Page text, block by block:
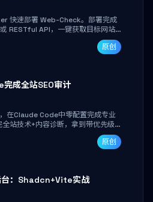
快速部署 Web-Check。部署完成
RESTful API，一键获取目标网站
、开放端口、技术栈及安全配置，助
产自查与自动化巡检集成。
原创
成全站SEO审计
在Claude Code中零配置完成专业
站技术+内容诊断，拿到带优先级
，适合独立开发者、SEO从业者和
原创
台：Shadcn+Vite实战